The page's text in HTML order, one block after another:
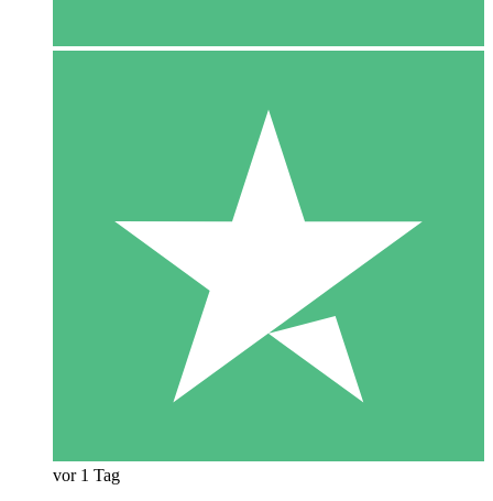
vor 1 Tag